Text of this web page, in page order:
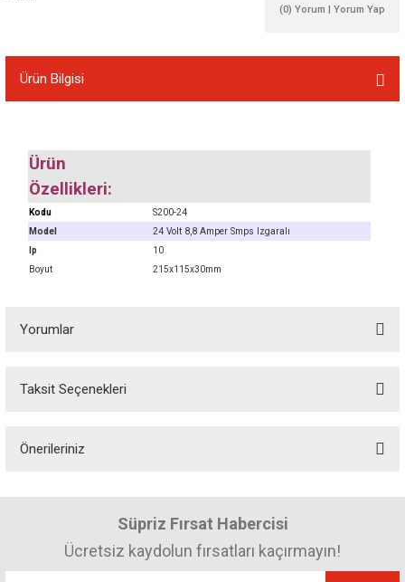
(0) Yorum | Yorum Yap
Ürün Bilgisi
Ürün
Özellikleri:
Kodu
S200-24
Model
24 Volt 8,8 Amper Smps Izgaralı
Ip
10
Boyut
215x115x30mm
Yorumlar
Taksit Seçenekleri
Önerileriniz
Görüş ve önerileriniz için teşekkür ederiz.
Süpriz Fırsat Habercisi
Ücretsiz kaydolun fırsatları kaçırmayın!